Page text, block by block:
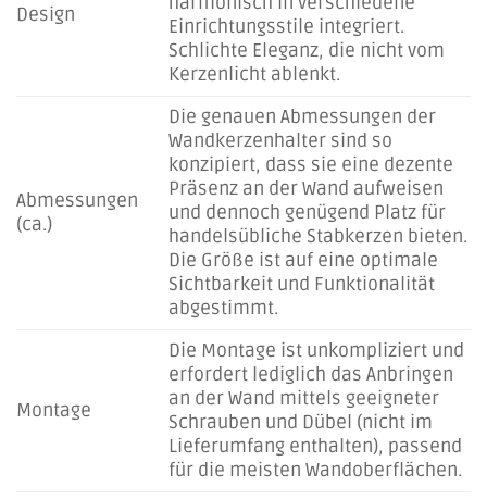
Design
Einrichtungsstile integriert.
Schlichte Eleganz, die nicht vom
Kerzenlicht ablenkt.
Abmessungen
(ca.)
Die genauen Abmessungen der
Wandkerzenhalter sind so
konzipiert, dass sie eine dezente
Präsenz an der Wand aufweisen
und dennoch genügend Platz für
handelsübliche Stabkerzen bieten.
Die Größe ist auf eine optimale
Sichtbarkeit und Funktionalität
abgestimmt.
Montage
Die Montage ist unkompliziert und
erfordert lediglich das Anbringen
an der Wand mittels geeigneter
Schrauben und Dübel (nicht im
Lieferumfang enthalten), passend
für die meisten Wandoberflächen.